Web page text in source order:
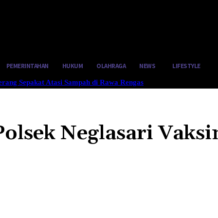
PEMERINTAHAN HUKUM OLAHRAGA NEWS LIFESTYLE
Sepakat Atasi Sampah di Rawa Rengas
Neglasari